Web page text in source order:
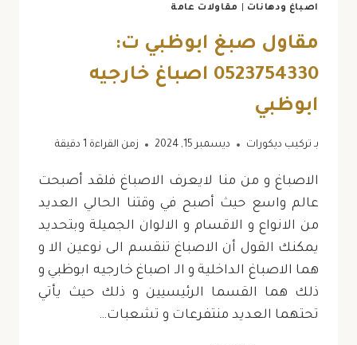
اصباغ ودهانات مقاولات عامة
مقاول صبغ ابوظبي ت:
0523754330 اصباغ خارجيه
ابوظبي
بـ تركيب ديكورات ديسمبر 15, 2024 زمن القراءة دقيقة
الاصباغ و من منا لايعرف الاصباغ فلقد أصبحت
عالم واسع حيث أصبح في وقتنا الحالي العديد
من الانواع و الاقسام و الالوان الجميلة وبتحديد
يمكنك القول أن الاصباغ تنقسم الى نوعين الا و
هما الاصباغ الداخلية و الـ اصباغ خارجيه ابوظبي و
ذلك هما القسما الرئيسيين و ذلك حيث يأتي
تحتهما العديد منتفرعات و تشعبات…